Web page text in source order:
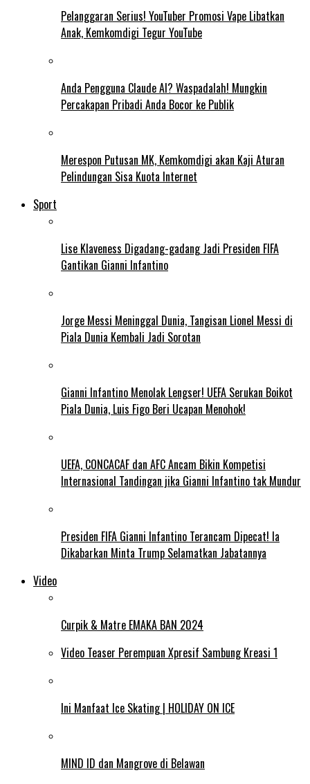
Pelanggaran Serius! YouTuber Promosi Vape Libatkan
Anak, Kemkomdigi Tegur YouTube
Anda Pengguna Claude AI? Waspadalah! Mungkin
Percakapan Pribadi Anda Bocor ke Publik
Merespon Putusan MK, Kemkomdigi akan Kaji Aturan
Pelindungan Sisa Kuota Internet
Sport
Lise Klaveness Digadang-gadang Jadi Presiden FIFA
Gantikan Gianni Infantino
Jorge Messi Meninggal Dunia, Tangisan Lionel Messi di
Piala Dunia Kembali Jadi Sorotan
Gianni Infantino Menolak Lengser! UEFA Serukan Boikot
Piala Dunia, Luis Figo Beri Ucapan Menohok!
UEFA, CONCACAF dan AFC Ancam Bikin Kompetisi
Internasional Tandingan jika Gianni Infantino tak Mundur
Presiden FIFA Gianni Infantino Terancam Dipecat! Ia
Dikabarkan Minta Trump Selamatkan Jabatannya
Video
Curpik & Matre EMAKA BAN 2024
Video Teaser Perempuan Xpresif Sambung Kreasi 1
Ini Manfaat Ice Skating | HOLIDAY ON ICE
MIND ID dan Mangrove di Belawan